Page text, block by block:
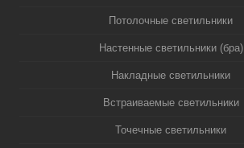
Потолочные светильники
Настенные светильники (бра)
Накладные светильники
Встраиваемые светильники
Точечные светильники